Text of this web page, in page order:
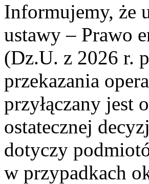
Informujemy, że
ustawy – Prawo
(Dz.U. z 2026 r.
przekazania
przyłączany jest
ostatecznej
dotyczy
w przypadkach